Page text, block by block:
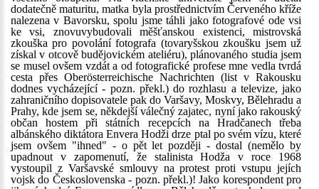
dodatečně maturitu, matka byla prostřednictvím Červeného kříže
nalezena v Bavorsku, spolu jsme táhli jako fotografové ode vsi
ke vsi, znovuvybudovali měšťanskou existenci, mistrovská
zkouška pro povolání fotografa (tovaryšskou zkoušku jsem už
získal v otcově budějovickém ateliéru), plánovaného studia jsem
se musel ovšem vzdát a od fotografické profese mne vedla tvrdá
cesta přes Oberösterreichische Nachrichten (list v Rakousku
dodnes vycházející - pozn. překl.) do rozhlasu a televize, jako
zahraničního dopisovatele pak do Varšavy, Moskvy, Bělehradu a
Prahy, kde jsem se, někdejší válečný zajatec, nyní jako rakouský
občan hostem při státních recepcích na Hradčanech třeba
albánského diktátora Envera Hodži drze ptal po svém vízu, které
jsem ovšem "ihned" - o pět let později - dostal (nemělo by
upadnout v zapomenutí, že stalinista Hodža v roce 1968
vystoupil z Varšavské smlouvy na protest proti vstupu jejích
vojsk do Československa - pozn. překl.)! Jako korespondent pro